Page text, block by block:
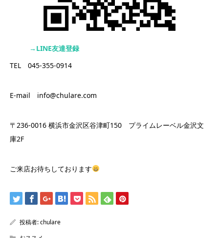
→LINE友達登録
TEL 045-355-0914
E-mail info@chulare.com
〒236-0016 横浜市金沢区谷津町150 プライムレーベル金沢文
庫2F
ご来店お待ちしております
投稿者:chulare